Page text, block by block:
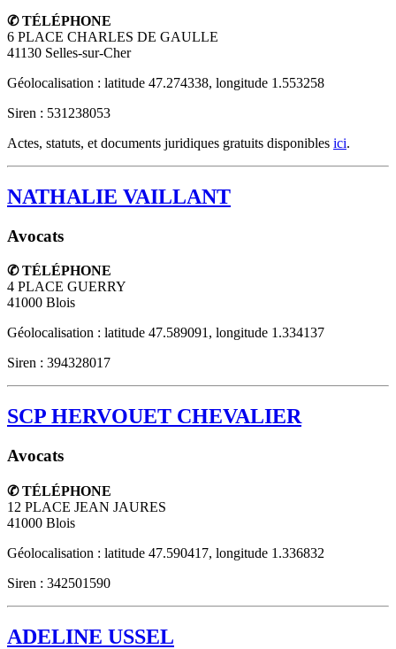
✆ TÉLÉPHONE
6 PLACE CHARLES DE GAULLE
41130 Selles-sur-Cher
Géolocalisation : latitude 47.274338, longitude 1.553258
Siren : 531238053
Actes, statuts, et documents juridiques gratuits disponibles ici.
NATHALIE VAILLANT
Avocats
✆ TÉLÉPHONE
4 PLACE GUERRY
41000 Blois
Géolocalisation : latitude 47.589091, longitude 1.334137
Siren : 394328017
SCP HERVOUET CHEVALIER
Avocats
✆ TÉLÉPHONE
12 PLACE JEAN JAURES
41000 Blois
Géolocalisation : latitude 47.590417, longitude 1.336832
Siren : 342501590
ADELINE USSEL